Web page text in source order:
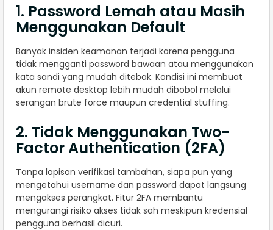
1. Password Lemah atau Masih
Menggunakan Default
Banyak insiden keamanan terjadi karena pengguna
tidak mengganti password bawaan atau menggunakan
kata sandi yang mudah ditebak. Kondisi ini membuat
akun remote desktop lebih mudah dibobol melalui
serangan brute force maupun credential stuffing.
2. Tidak Menggunakan Two-
Factor Authentication (2FA)
Tanpa lapisan verifikasi tambahan, siapa pun yang
mengetahui username dan password dapat langsung
mengakses perangkat. Fitur 2FA membantu
mengurangi risiko akses tidak sah meskipun kredensial
pengguna berhasil dicuri.